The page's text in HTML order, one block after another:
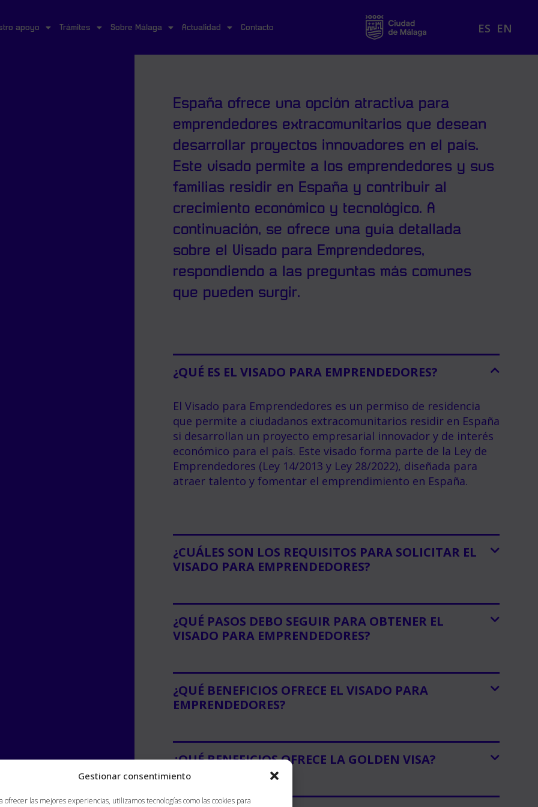
Gestionar consentimiento
ofrecer las mejores experiencias, utilizamos tecnologías como las cookies para
apoyo Trámites Sobre Málaga Actualidad Contacto ES EN
España ofrece una opción atractiva para
emprendedores extracomunitarios que desean
desarrollar proyectos innovadores en el país.
Este visado permite a los emprendedores y sus
familias residir en España y contribuir al
crecimiento económico y tecnológico. A
continuación, se ofrece una guía detallada
sobre el Visado para Emprendedores,
respondiendo a las preguntas más comunes
que pueden surgir.
¿QUÉ ES EL VISADO PARA EMPRENDEDORES?
El Visado para Emprendedores es un permiso de residencia
que permite a ciudadanos extracomunitarios residir en España
si desarrollan un proyecto empresarial innovador y de interés
económico para el país. Este visado forma parte de la Ley de
Emprendedores (Ley 14/2013 y Ley 28/2022), diseñada para
atraer talento y fomentar el emprendimiento en España.
¿CUÁLES SON LOS REQUISITOS PARA SOLICITAR EL
VISADO PARA EMPRENDEDORES?
¿QUÉ PASOS DEBO SEGUIR PARA OBTENER EL
VISADO PARA EMPRENDEDORES?
¿QUÉ BENEFICIOS OFRECE EL VISADO PARA
EMPRENDEDORES?
¿QUÉ BENEFICIOS OFRECE LA GOLDEN VISA?